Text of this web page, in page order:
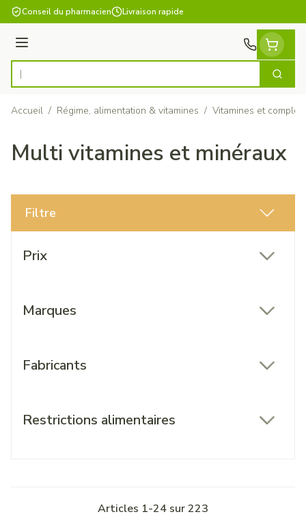
Aller au contenu
Conseil du pharmacien Livraison rapide
Menu
Rechercher
Accueil / Régime, alimentation & vitamines / Vitamines et
Multi vitamines et minéraux
Filtre
Prix
Marques
Fabricants
Restrictions alimentaires
Articles 1-24 sur223